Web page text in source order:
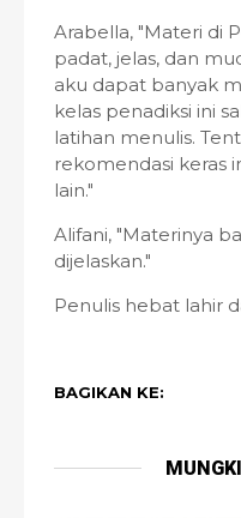
Arabella, "Materi di
padat, jelas, dan
aku dapat banyak
kelas penadiksi ini
latihan menulis.
rekomendasi keras
lain."
Alifani, "Materinya
dijelaskan."
Penulis hebat lahir
BAGIKAN KE: